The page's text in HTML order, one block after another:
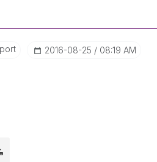
‎2016-08-25 08:19 AM